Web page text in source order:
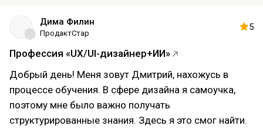
инструменты для масштабирования команды.
полочкам. А вот "Основы управления командами
проекта" новой информации почти не принесли, но
это возможно из-за того, что я уже не первый год
работаю на руководящей должности. Однако для
новичков будет очень полезен. Рекомендую курс от
АБИУС для переподготовки по работе или для
повышения.
Дима Филин
ПродактСтар
5
Профессия «UX/UI-дизайнер+ИИ»
Добрый день! Меня зовут Дмитрий, нахожусь в
процессе обучения. В сфере дизайна я самоучка,
поэтому мне было важно получать
структурированные знания. Здесь я это смог найти.